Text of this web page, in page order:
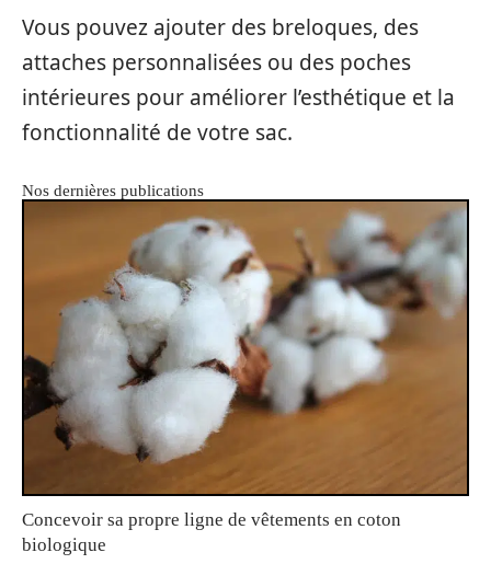
Vous pouvez ajouter des breloques, des
attaches personnalisées ou des poches
intérieures pour améliorer l’esthétique et la
fonctionnalité de votre sac.
Nos dernières publications
Concevoir sa propre ligne de vêtements en coton
biologique